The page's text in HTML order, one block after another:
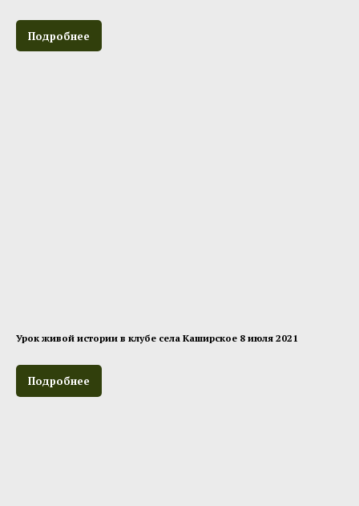
Подробнее
Урок живой истории в клубе села Каширское 8 июля 2021
Подробнее